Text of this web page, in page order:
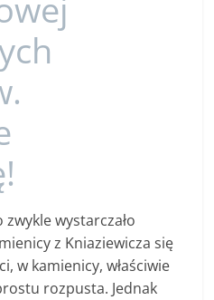
zwykle wystarczało
z Kniaziewicza się
w kamienicy, właściwie
rozpusta. Jednak